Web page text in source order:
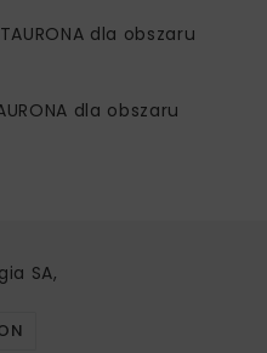
dla obszaru
dla obszaru
SA,